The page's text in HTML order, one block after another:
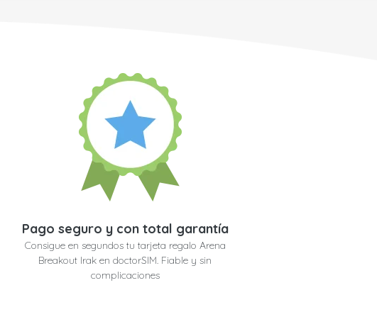
Pago seguro y con total garantía
Consigue en segundos tu tarjeta regalo Arena
Breakout Irak en doctorSIM. Fiable y sin
complicaciones